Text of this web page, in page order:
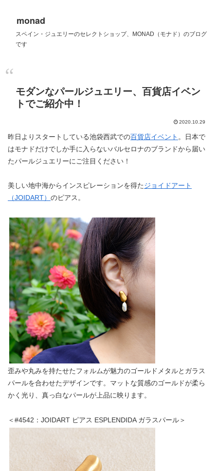
monad
スペイン・ジュエリーのセレクトショップ、MONAD（モナド）のブログ
です
モダンなパールジュエリー、百貨店イベン
トでご紹介中！
2020.10.29
昨日よりスタートしている池袋西武での百貨店イベント 。日本で
はモナドだけでしか手に入らないバルセロナのブランドから届い
たパールジュエリーにご注目ください！
美しい地中海からインスピレーションを得たジョイドアート
（JOIDART） のピアス。
歪みや丸みを持たせたフォルムが魅力のゴールドメタルとガラス
パールを合わせたデザインです。マットな質感のゴールドが柔ら
かく光り、真っ白なパールが上品に映ります。
＜#4542：JOIDART ピアス ESPLENDIDA ガラスパール＞